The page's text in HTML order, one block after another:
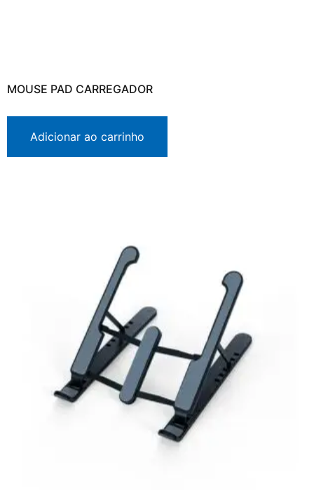
MOUSE PAD CARREGADOR
Adicionar ao carrinho